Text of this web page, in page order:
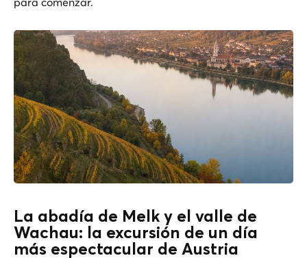
La abadía de Melk y el valle de
Wachau: la excursión de un día
más espectacular de Austria